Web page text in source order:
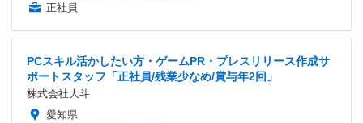
正社員
PCスキル活かしたい方・ゲームPR・プレスリリース作成サ
ポートスタッフ「正社員/残業少なめ/賞与年2回」
株式会社大斗
愛知県